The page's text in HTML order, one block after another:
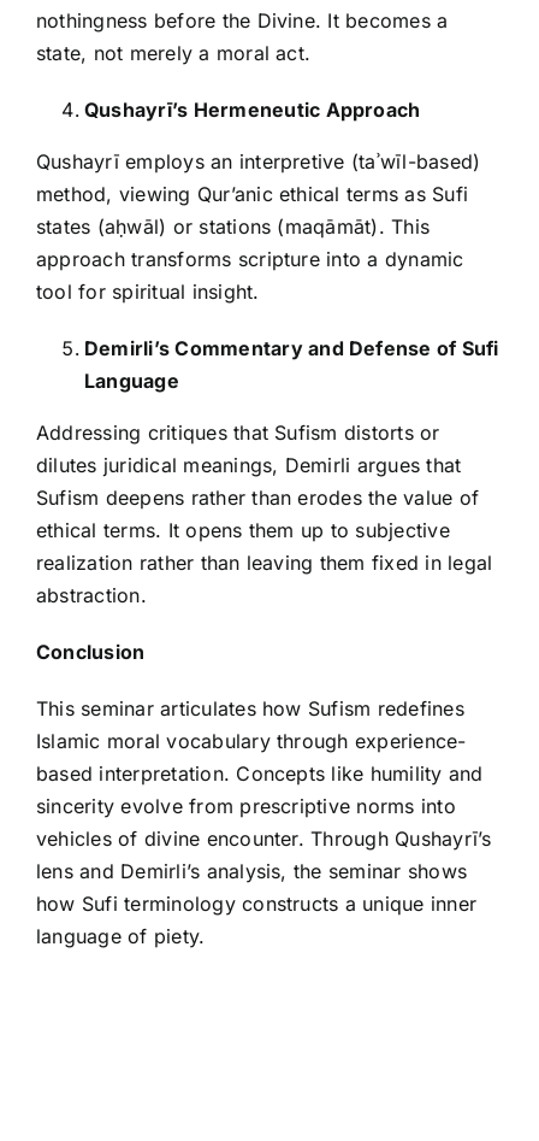
nothingness before the Divine. It becomes a
state, not merely a moral act.
Qushayrī’s Hermeneutic Approach
Qushayrī employs an interpretive (taʾwīl-based)
method, viewing Qur’anic ethical terms as Sufi
states (aḥwāl) or stations (maqāmāt). This
approach transforms scripture into a dynamic
tool for spiritual insight.
Demirli’s Commentary and Defense of Sufi
Language
Addressing critiques that Sufism distorts or
dilutes juridical meanings, Demirli argues that
Sufism deepens rather than erodes the value of
ethical terms. It opens them up to subjective
realization rather than leaving them fixed in legal
abstraction.
Conclusion
This seminar articulates how Sufism redefines
Islamic moral vocabulary through experience-
based interpretation. Concepts like humility and
sincerity evolve from prescriptive norms into
vehicles of divine encounter. Through Qushayrī’s
lens and Demirli’s analysis, the seminar shows
how Sufi terminology constructs a unique inner
language of piety.